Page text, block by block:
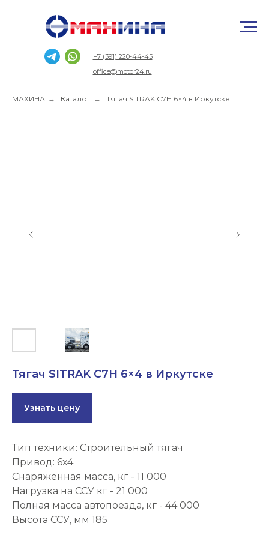
+7 (391) 220-44-45
office@motor24.ru
МАХИНА → Каталог → Тягач SITRAK C7H 6×4 в Иркутске
Тягач SITRAK C7H 6×4 в Иркутске
Узнать цену
Тип техники: Строительный тягач
Привод: 6х4
Cнаряженная масса, кг - 11 000
Нагрузка на ССУ кг - 21 000
Полная масса автопоезда, кг - 44 000
Высота ССУ, мм 185